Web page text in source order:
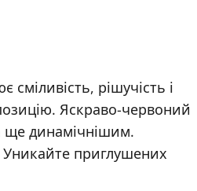
рішучість і
Яскраво-червоний
ще динамічнішим.
Уникайте приглушених